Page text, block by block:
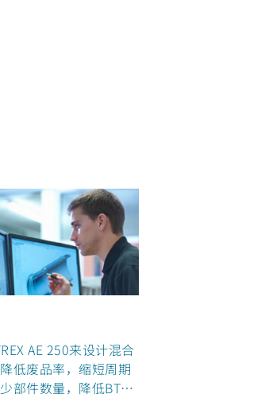
AE 250来设计混合
低废品率，缩短周期
部件数量，降低BTF